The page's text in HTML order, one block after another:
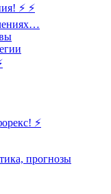
⚡ ⚡
⚡
прогнозы